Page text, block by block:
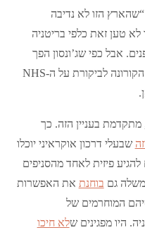
הזו לא נדיבה
טען זאת כלפי בריטניה
אבל כפי שג’ונסון הפך
את הביקורת של סטארמר על מחדלי הקורונה לביקורת על ה-NHS
בעניין הזה. כך
שבעלי דרכון אוקראיני יוכלו
פיזית לאחד מהסניפים
גם בוחנת את האפשרות
המוחרמים של
היו מפגינים שלא חיכו